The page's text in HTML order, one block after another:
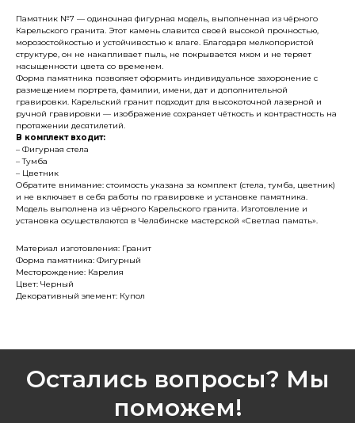
Памятник №7 — одиночная фигурная модель, выполненная из чёрного
Карельского гранита. Этот камень славится своей высокой прочностью,
морозостойкостью и устойчивостью к влаге. Благодаря мелкопористой
структуре, он не накапливает пыль, не покрывается мхом и не теряет
насыщенности цвета со временем.
Форма памятника позволяет оформить индивидуальное захоронение с
размещением портрета, фамилии, имени, дат и дополнительной
гравировки. Карельский гранит подходит для высокоточной лазерной и
ручной гравировки — изображение сохраняет чёткость и контрастность на
протяжении десятилетий.
В комплект входит:
– Фигурная стела
– Тумба
– Цветник
Обратите внимание: стоимость указана за комплект (стела, тумба, цветник)
и не включает в себя работы по гравировке и установке памятника.
Модель выполнена из чёрного Карельского гранита. Изготовление и
установка осуществляются в Челябинске мастерской «Светлая память».
Материал изготовления: Гранит
Форма памятника: Фигурный
Месторождение: Карелия
Цвет: Черный
Декоративный элемент: Купол
Остались вопросы? Мы
поможем!